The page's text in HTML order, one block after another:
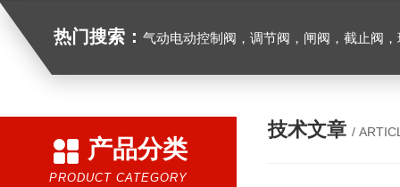
热门搜索： 气动电动控制阀，调节阀，闸阀，截止阀，球阀，蝶阀，止回阀，高温高压
产品分类
PRODUCT CATEGORY
技术文章 /